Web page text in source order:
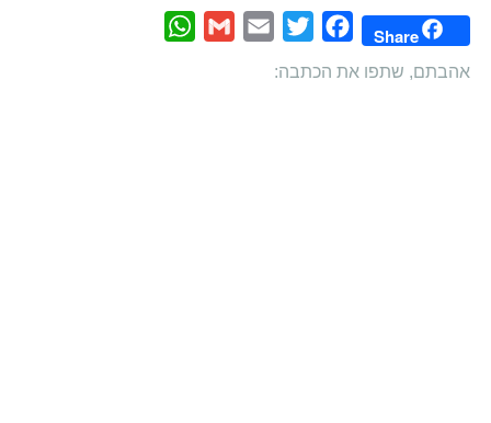
Share
Facebook
Twitter
Email
Gmail
אהבתם, שתפו את הכתבה: